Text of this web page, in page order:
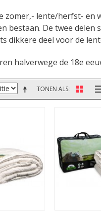
zomer,- lente/herfst- en
bestaan. De twee
dikkere deel voor de
halverwege de 18e
TONEN ALS